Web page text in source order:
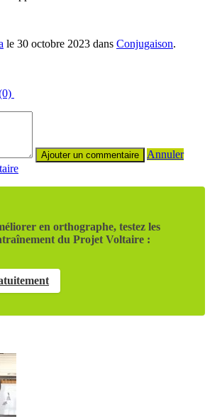
le 30 octobre 2023 dans Conjugaison.
Annuler
en orthographe, testez les
du Projet Voltaire :